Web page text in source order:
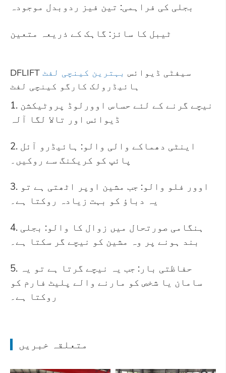
بجلی کی فراہمی: تین فیز ردوبدل موجودہ
ٹیبل کا سائز: گاہک کے ذریعہ متعین
DFLIFT سیفٹی ڈیوائس بہترین کینچی لفٹ
ہائیڈرولک کارگو کینچی لفٹ
1. نیچے گرنے کے لئے حساس اوورلوڈ پروٹیکشن
ڈیوائس اور تالا لگا آلہ
2. اینٹی دھماکے والی والو: ہائیڈرو آئل
پائپ کو کریکنگ سے روکیں۔
3. اوور فلو والو: جب مشین اوپر اٹھتی ہے تو
یہ دباؤ کو بہت زیادہ روکتا ہے۔
4. ہنگامی صورتحال میں زوال کا والو: بجلی
بند ہونے پر وہ مشین کو نیچے گر سکتا ہے۔
5. حفاظتی بار: جب یہ نیچے گرتا ہے تو یہ
سامان یا شخص کو مارنے والے پلیٹ فارم کو
روکتا ہے۔
متعلقہ خبریں